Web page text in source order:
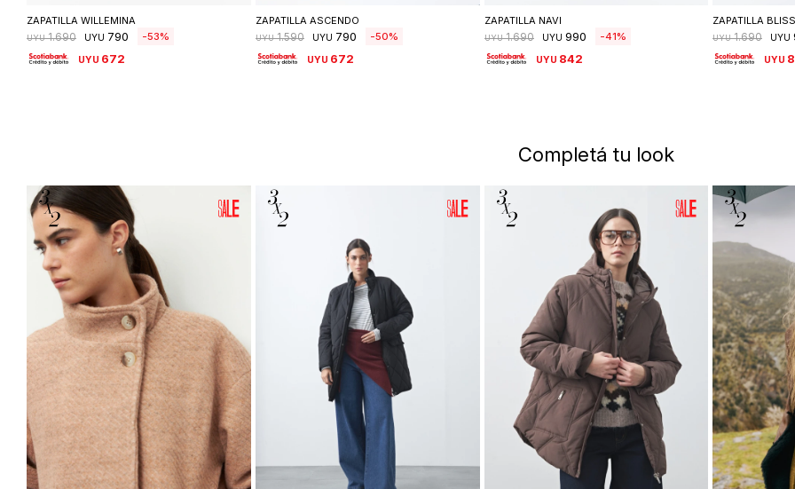
ZAPATILLA WILLEMINA
UYU 1.690 UYU 790 53
UYU 672
ZAPATILLA ASCENDO
UYU 1.590 UYU 790 50
UYU 672
ZAPATILLA NAVI
UYU 1.690 UYU 990 41
UYU 842
ZAPATILLA BLISS
UYU 1.690 UYU
UYU
Completá tu look